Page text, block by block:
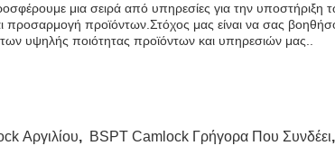
μια σειρά από υπηρεσίες για την υποστήριξη
προσαρμογή προϊόντων.Στόχος μας είναι να σας
υψηλής ποιότητας προϊόντων και υπηρεσιών μας..
Αργιλίου, BSPT Camlock Γρήγορα Που Συνδέει,